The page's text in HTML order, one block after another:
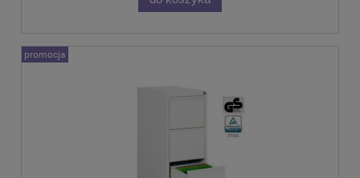
promocja